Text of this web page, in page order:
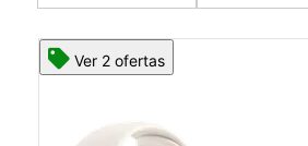
Ver 2 ofertas